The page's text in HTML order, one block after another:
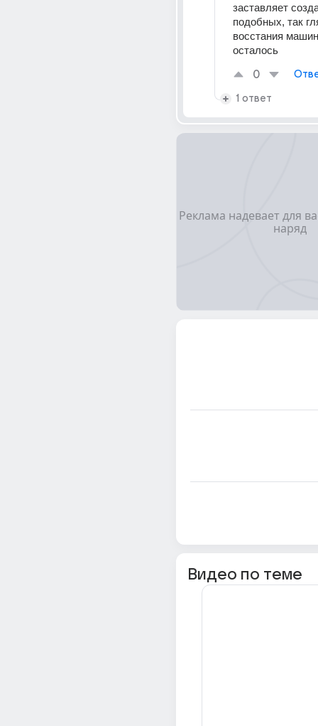
заставляет
подобных, так
восстания
осталось
0
1 ответ
Видео по теме